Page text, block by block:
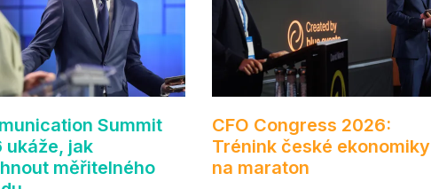
Summit
ukáže, jak
měřitelného
CFO Congress 2026:
Trénink české ekonomiky
na maraton